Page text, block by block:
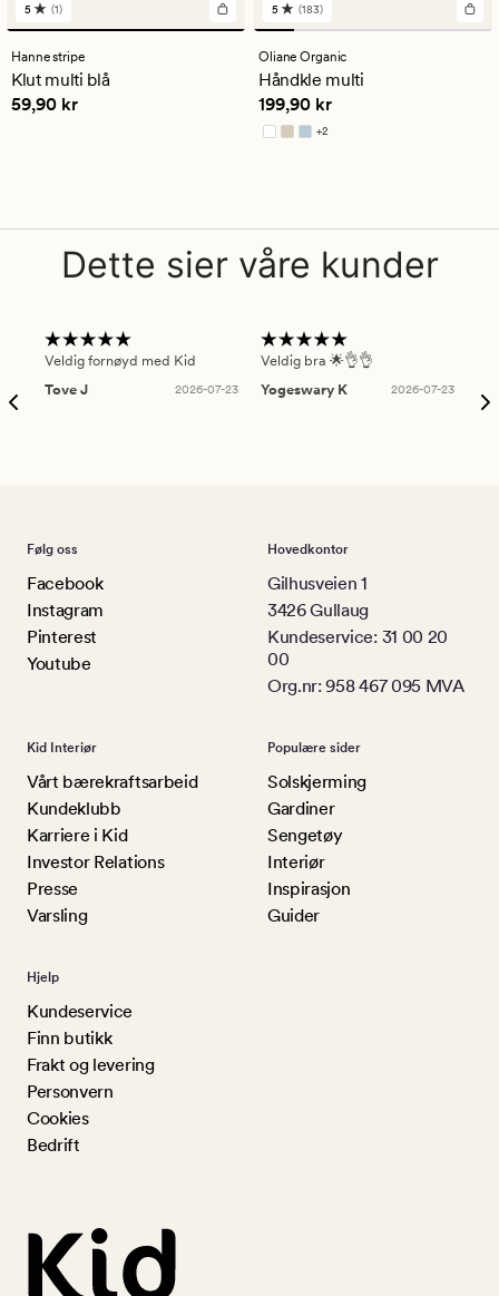
1
anmeldelser
med
en
gjennomsnittlig
vurdering
5 (1)
Hanne stripe
Klut multi blå
Pris 59,90 kr
59,90 kr
183
anmeldelser
med
en
gjennomsnittlig
vurdering
på
5
5 (183)
Oliane Organic
Håndkle multi
Pris 199,90 kr
199,90 kr
+2
Tilgjengelig i flere farger
Dette sier våre kunder
Veldig fornøyd med Kid
Tove J
2026-07-23
Veldig bra 🌟👌👌
Yogeswary K
2026-07-23
Følg oss
Facebook
Instagram
Pinterest
Youtube
Hovedkontor
Gilhusveien 1
3426 Gullaug
Kundeservice: 31 00 20
00
Org.nr: 958 467 095 MVA
Kid Interiør
Vårt bærekraftsarbeid
Kundeklubb
Karriere i Kid
Investor Relations
Presse
Varsling
Populære sider
Solskjerming
Gardiner
Sengetøy
Interiør
Inspirasjon
Guider
Hjelp
Kundeservice
Finn butikk
Frakt og levering
Personvern
Cookies
Bedrift